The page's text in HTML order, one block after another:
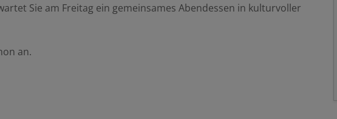
Sie am Freitag ein gemeinsames Abendessen in kulturvoller
an.